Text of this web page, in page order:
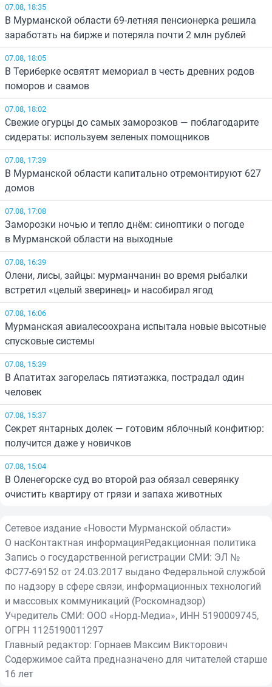
07.08, 18:35
В Мурманской области 69-летняя пенсионерка решила
заработать на бирже и потеряла почти 2 млн рублей
07.08, 18:05
В Териберке освятят мемориал в честь древних родов
поморов и саамов
07.08, 18:02
Свежие огурцы до самых заморозков — поблагодарите
сидераты: используем зеленых помощников
07.08, 17:39
В Мурманской области капитально отремонтируют 627
домов
07.08, 17:08
Заморозки ночью и тепло днём: синоптики о погоде
в Мурманской области на выходные
07.08, 16:39
Олени, лисы, зайцы: мурманчанин во время рыбалки
встретил «целый зверинец» и насобирал ягод
07.08, 16:06
Мурманская авиалесоохрана испытала новые высотные
спусковые системы
07.08, 15:39
В Апатитах загорелась пятиэтажка, пострадал один
человек
07.08, 15:37
Секрет янтарных долек — готовим яблочный конфитюр:
получится даже у новичков
07.08, 15:04
В Оленегорске суд во второй раз обязал северянку
очистить квартиру от грязи и запаха животных
Сетевое издание «Новости Мурманской области»
О насКонтактная информацияРедакционная политика
Запись о государственной регистрации СМИ: ЭЛ №
ФС77-69152 от 24.03.2017 выдано Федеральной службой
по надзору в сфере связи, информационных технологий
и массовых коммуникаций (Роскомнадзор)
Учредитель СМИ: ООО «Норд-Медиа», ИНН 5190009745,
ОГРН 1125190011297
Главный редактор: Горнаев Максим Викторович
Содержимое сайта предназначено для читателей старше
16 лет